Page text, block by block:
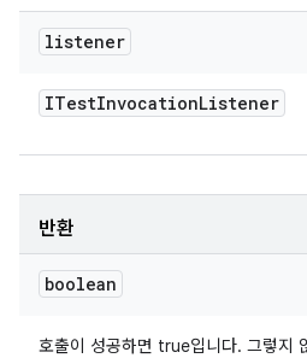
listener
ITestInvocationListener
반환
boolean
호출이 성공하면 true입니다. 그렇지